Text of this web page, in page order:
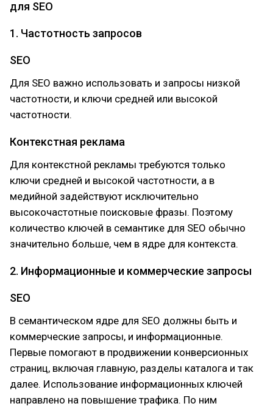
для SEO
1. Частотность запросов
SEO
Для SEO важно использовать и запросы низкой
частотности, и ключи средней или высокой
частотности.
Контекстная реклама
Для контекстной рекламы требуются только
ключи средней и высокой частотности, а в
медийной задействуют исключительно
высокочастотные поисковые фразы. Поэтому
количество ключей в семантике для SEO обычно
значительно больше, чем в ядре для контекста.
2. Информационные и коммерческие запросы
SEO
В семантическом ядре для SEO должны быть и
коммерческие запросы, и информационные.
Первые помогают в продвижении конверсионных
страниц, включая главную, разделы каталога и так
далее. Использование информационных ключей
направлено на повышение трафика. По ним